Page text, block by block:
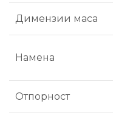
Димензии маса
Намена
Отпорност